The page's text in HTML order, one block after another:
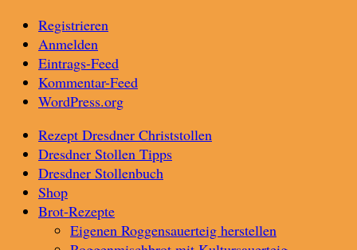
Registrieren
Anmelden
Eintrags-Feed
Kommentar-Feed
WordPress.org
Rezept Dresdner Christstollen
Dresdner Stollen Tipps
Dresdner Stollenbuch
Shop
Brot-Rezepte
Eigenen Roggensauerteig herstellen